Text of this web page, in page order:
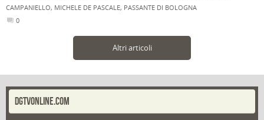
CAMPANIELLO, MICHELE DE PASCALE, PASSANTE DI BOLOGNA
0
Altri articoli
DGTVONLINE.COM